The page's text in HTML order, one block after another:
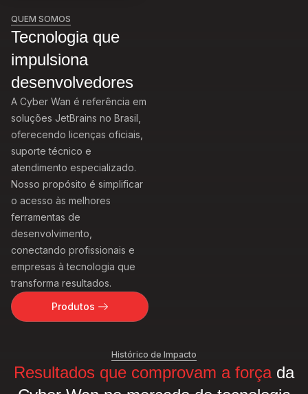
QUEM SOMOS
Tecnologia que
impulsiona
desenvolvedores
A Cyber Wan é referência em
soluções JetBrains no Brasil,
oferecendo licenças oficiais,
suporte técnico e
atendimento especializado.
Nosso propósito é simplificar
o acesso às melhores
ferramentas de
desenvolvimento,
conectando profissionais e
empresas à tecnologia que
transforma resultados.
Produtos
Histórico de Impacto
Resultados que comprovam a forçada